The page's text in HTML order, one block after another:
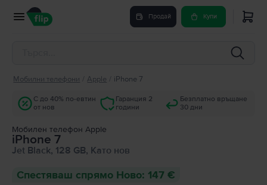
Продай Купи
Мобилни телефони Apple iPhone 7
С до 40% по-евтин
от нов
Гаранция 2
години
Безплатно връщане
30 дни
Мобилен телефон Apple
iPhone 7
Jet Black, 128 GB, Като нов
Спестяваш спрямо Ново: 147 €